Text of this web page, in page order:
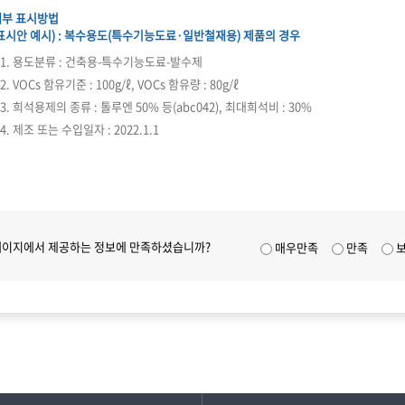
표시방법
시안 예시) : 복수용도(특수기능도료·일반철재용) 제품의 경우
1. 용도분류 : 건축용-특수기능도료-발수제
2. VOCs 함유기준 : 100g/ℓ, VOCs 함유량 : 80g/ℓ
3. 희석용제의 종류 : 톨루엔 50% 등(abc042), 최대희석비 : 30%
4. 제조 또는 수입일자 : 2022.1.1
지에서 제공하는 정보에 만족하셨습니까? 매우만족 만족